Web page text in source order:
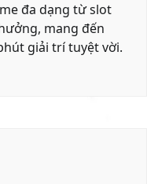
đa dạng từ slot
mang đến
giải trí tuyệt vời.